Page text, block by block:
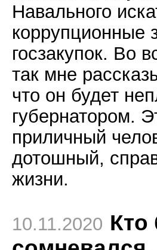
Навального
коррупционные
госзакупок. Во
так мне
что он будет
губернатором.
приличный
дотошный,
жизни.
10.11.2020 Кто